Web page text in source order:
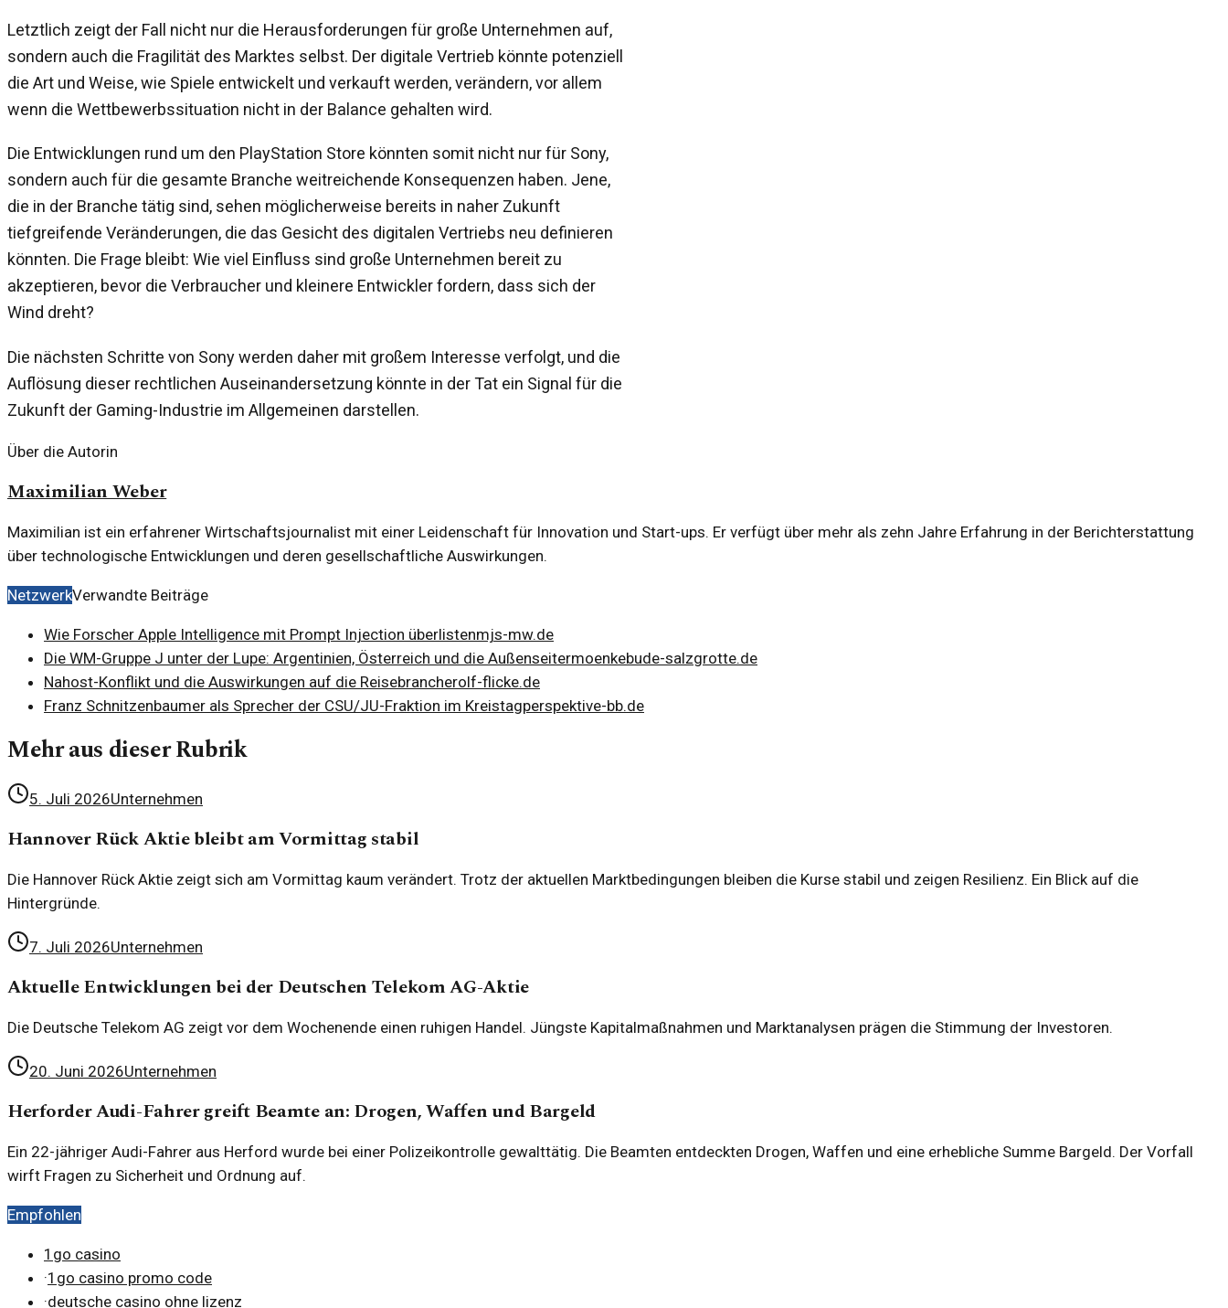
Letztlich zeigt der Fall nicht nur die Herausforderungen für große Unternehmen auf,
sondern auch die Fragilität des Marktes selbst. Der digitale Vertrieb könnte potenziell
die Art und Weise, wie Spiele entwickelt und verkauft werden, verändern, vor allem
wenn die Wettbewerbssituation nicht in der Balance gehalten wird.
Die Entwicklungen rund um den PlayStation Store könnten somit nicht nur für Sony,
sondern auch für die gesamte Branche weitreichende Konsequenzen haben. Jene,
die in der Branche tätig sind, sehen möglicherweise bereits in naher Zukunft
tiefgreifende Veränderungen, die das Gesicht des digitalen Vertriebs neu definieren
könnten. Die Frage bleibt: Wie viel Einfluss sind große Unternehmen bereit zu
akzeptieren, bevor die Verbraucher und kleinere Entwickler fordern, dass sich der
Wind dreht?
Die nächsten Schritte von Sony werden daher mit großem Interesse verfolgt, und die
Auflösung dieser rechtlichen Auseinandersetzung könnte in der Tat ein Signal für die
Zukunft der Gaming-Industrie im Allgemeinen darstellen.
Über die Autorin
Maximilian Weber
Maximilian ist ein erfahrener Wirtschaftsjournalist mit einer Leidenschaft für Innovation und Start-ups. Er verfügt über mehr als zehn Jahre Erfahrung in der Berichterstattung
über technologische Entwicklungen und deren gesellschaftliche Auswirkungen.
NetzwerkVerwandte Beiträge
Wie Forscher Apple Intelligence mit Prompt Injection überlistenmjs-mw.de
Die WM-Gruppe J unter der Lupe: Argentinien, Österreich und die Außenseitermoenkebude-salzgrotte.de
Nahost-Konflikt und die Auswirkungen auf die Reisebrancherolf-flicke.de
Franz Schnitzenbaumer als Sprecher der CSU/JU-Fraktion im Kreistagperspektive-bb.de
Mehr aus dieser Rubrik
5. Juli 2026Unternehmen
Hannover Rück Aktie bleibt am Vormittag stabil
Die Hannover Rück Aktie zeigt sich am Vormittag kaum verändert. Trotz der aktuellen Marktbedingungen bleiben die Kurse stabil und zeigen Resilienz. Ein Blick auf die
Hintergründe.
7. Juli 2026Unternehmen
Aktuelle Entwicklungen bei der Deutschen Telekom AG-Aktie
Die Deutsche Telekom AG zeigt vor dem Wochenende einen ruhigen Handel. Jüngste Kapitalmaßnahmen und Marktanalysen prägen die Stimmung der Investoren.
20. Juni 2026Unternehmen
Herforder Audi-Fahrer greift Beamte an: Drogen, Waffen und Bargeld
Ein 22-jähriger Audi-Fahrer aus Herford wurde bei einer Polizeikontrolle gewalttätig. Die Beamten entdeckten Drogen, Waffen und eine erhebliche Summe Bargeld. Der Vorfall
wirft Fragen zu Sicherheit und Ordnung auf.
Empfohlen
1go casino
·1go casino promo code
·deutsche casino ohne lizenz